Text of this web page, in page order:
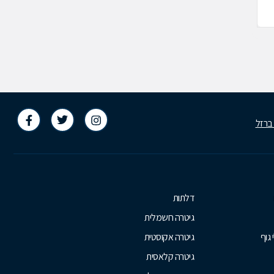
גוף
דלתות
גיטרה חשמלית
גיטרה אקוסטית
גיטרה קלאסית